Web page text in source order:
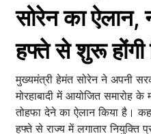
सोरेन का
हफ्ते से शुरू होंगी
मुख्यमंत्री हेमंत सोरेन ने अपनी
मोरहाबादी में आयोजित समारोह
तोहफा देने का ऐलान किया है।
हफ्ते से राज्य में लगातार नियुक्ति